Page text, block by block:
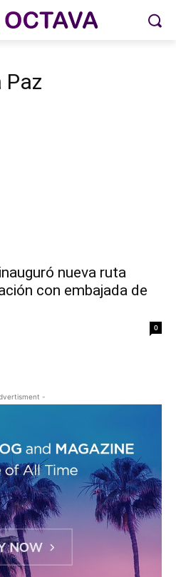
Paz
nueva ruta
con embajada de
0
-